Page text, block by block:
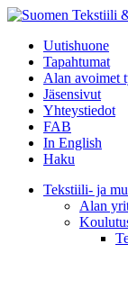
Uutishuone
Tapahtumat
Alan avoimet
Jäsensivut
Yhteystiedot
FAB
In English
Haku
Tekstiili- ja
Alan